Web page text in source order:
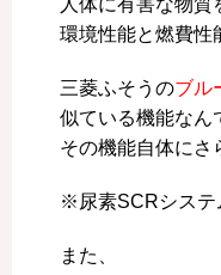
人体に有害な物質
環境性能と燃費性
三菱ふそうのブル
似ている機能なん
その機能自体にさ
※尿素SCRシステ
また、